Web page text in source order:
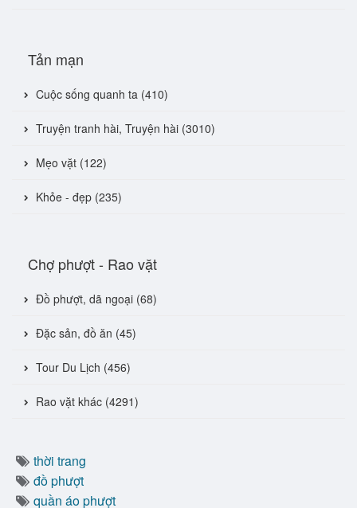
Tản mạn
Cuộc sống quanh ta (410)
Truyện tranh hài, Truyện hài (3010)
Mẹo vặt (122)
Khỏe - đẹp (235)
Chợ phượt - Rao vặt
Đồ phượt, dã ngoại (68)
Đặc sản, đồ ăn (45)
Tour Du Lịch (456)
Rao vặt khác (4291)
thời trang
đồ phượt
quần áo phượt